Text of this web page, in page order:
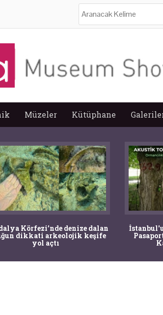
Müzeler Kütüphane
Körfezi’nde denize dalan
dikkati arkeolojik keşife
yol açtı